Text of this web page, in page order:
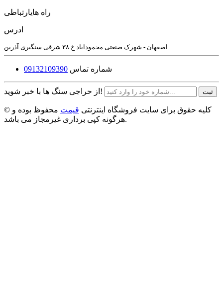
راه هایارتباطی
ادرس
اصفهان - شهرک صنعتی محموداباد خ ۳۸ شرقی سنگبری آذرین
شماره تماس 09132109390
از حراجی سنگ ها با خبر شوید! ثبت
© کلیه حقوق برای سایت فروشگاه اینترنتی قیمت محفوظ بوده و
هرگونه کپی برداری غیرمجاز می باشد.